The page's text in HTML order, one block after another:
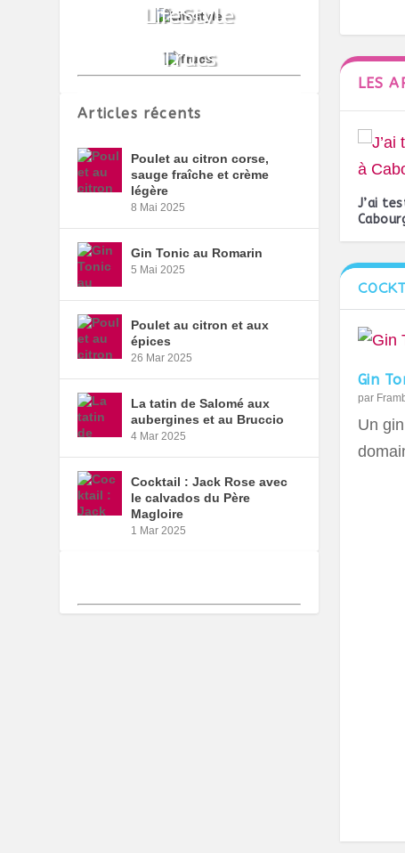
LES
J’ai
Gin
par
Un
Articles récents
Poulet au citron corse,
sauge fraîche et crème
légère
8 Mai 2025
Gin Tonic au Romarin
5 Mai 2025
Poulet au citron et aux
épices
26 Mar 2025
La tatin de Salomé aux
aubergines et au Bruccio
4 Mar 2025
Cocktail : Jack Rose avec
le calvados du Père
Magloire
1 Mar 2025